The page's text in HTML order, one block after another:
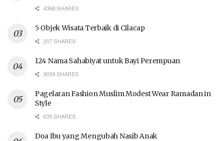
4368 SHARES
5 Objek Wisata Terbaik di Cilacap
207 SHARES
124 Nama Sahabiyat untuk Bayi Perempuan
9059 SHARES
Pagelaran Fashion Muslim Modest Wear Ramadan in
Style
635 SHARES
Doa Ibu yang Mengubah Nasib Anak